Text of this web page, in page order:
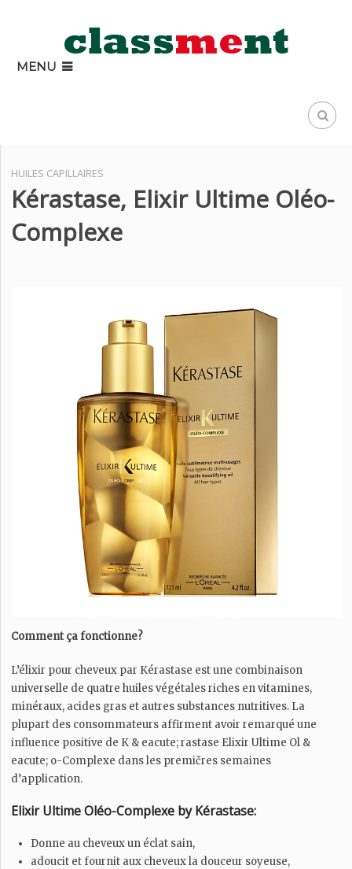
MENU
HUILES CAPILLAIRES
Kérastase, Elixir Ultime Oléo-
Complexe
Comment ça fonctionne?
L’élixir pour cheveux par Kérastase est une combinaison
universelle de quatre huiles végétales riches en vitamines,
minéraux, acides gras et autres substances nutritives. La
plupart des consommateurs affirment avoir remarqué une
influence positive de K & eacute; rastase Elixir Ultime Ol &
eacute; o-Complexe dans les premičres semaines
d’application.
Elixir Ultime Oléo-Complexe by Kérastase:
Donne au cheveux un éclat sain,
adoucit et fournit aux cheveux la douceur soyeuse,